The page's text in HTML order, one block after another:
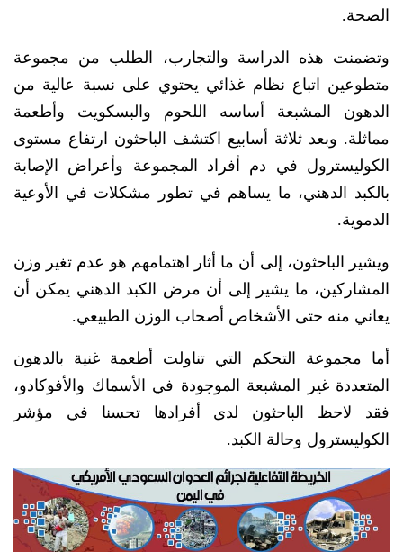
الصحة.
وتضمنت هذه الدراسة والتجارب، الطلب من مجموعة
متطوعين اتباع نظام غذائي يحتوي على نسبة عالية من
الدهون المشبعة أساسه اللحوم والبسكويت وأطعمة
مماثلة. وبعد ثلاثة أسابيع اكتشف الباحثون ارتفاع مستوى
الكوليسترول في دم أفراد المجموعة وأعراض الإصابة
بالكبد الدهني، ما يساهم في تطور مشكلات في الأوعية
الدموية.
ويشير الباحثون، إلى أن ما أثار اهتمامهم هو عدم تغير وزن
المشاركين، ما يشير إلى أن مرض الكبد الدهني يمكن أن
يعاني منه حتى الأشخاص أصحاب الوزن الطبيعي.
أما مجموعة التحكم التي تناولت أطعمة غنية بالدهون
المتعددة غير المشبعة الموجودة في الأسماك والأفوكادو،
فقد لاحظ الباحثون لدى أفرادها تحسنا في مؤشر
الكوليسترول وحالة الكبد.